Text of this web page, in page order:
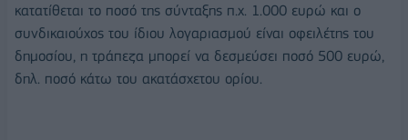
κατατίθεται το ποσό της σύνταξης π.χ. 1.000 ευρώ και ο
συνδικαιούχος του ίδιου λογαριασμού είναι οφειλέτης του
δημοσίου, η τράπεζα μπορεί να δεσμεύσει ποσό 500 ευρώ,
δηλ. ποσό κάτω του ακατάσχετου ορίου.